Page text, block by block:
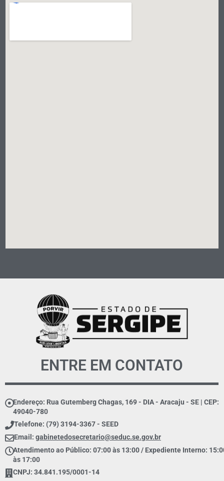
ENTRE EM CONTATO
Endereço: Rua Gutemberg Chagas, 169 - DIA - Aracaju - SE | CEP:
49040-780
Telefone: (79) 3194-3367 - SEED
Email: gabinetedosecretario@seduc.se.gov.br
Atendimento ao Público: 07:00 às 13:00 / Expediente Interno:
às 17:00
CNPJ: 34.841.195/0001-14